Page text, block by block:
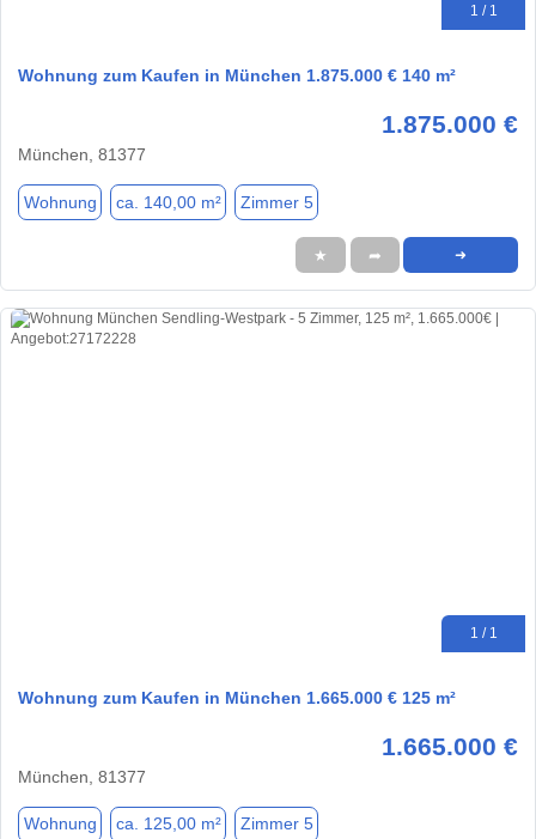
1 / 1
Wohnung zum Kaufen in München 1.875.000 € 140 m²
1.875.000 €
München, 81377
Wohnung ca. 140,00 m² Zimmer 5
★ ➦ ➜
1 / 1
Wohnung zum Kaufen in München 1.665.000 € 125 m²
1.665.000 €
München, 81377
Wohnung ca. 125,00 m² Zimmer 5